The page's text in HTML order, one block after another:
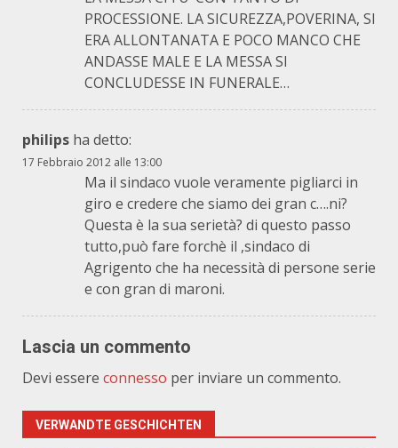
PROCESSIONE. LA SICUREZZA,POVERINA, SI
ERA ALLONTANATA E POCO MANCO CHE
ANDASSE MALE E LA MESSA SI
CONCLUDESSE IN FUNERALE…
philips ha detto:
17 Febbraio 2012 alle 13:00
Ma il sindaco vuole veramente pigliarci in
giro e credere che siamo dei gran c….ni?
Questa è la sua serietà? di questo passo
tutto,può fare forchè il ,sindaco di
Agrigento che ha necessità di persone serie
e con gran di maroni.
Lascia un commento
Devi essere connesso per inviare un commento.
VERWANDTE GESCHICHTEN